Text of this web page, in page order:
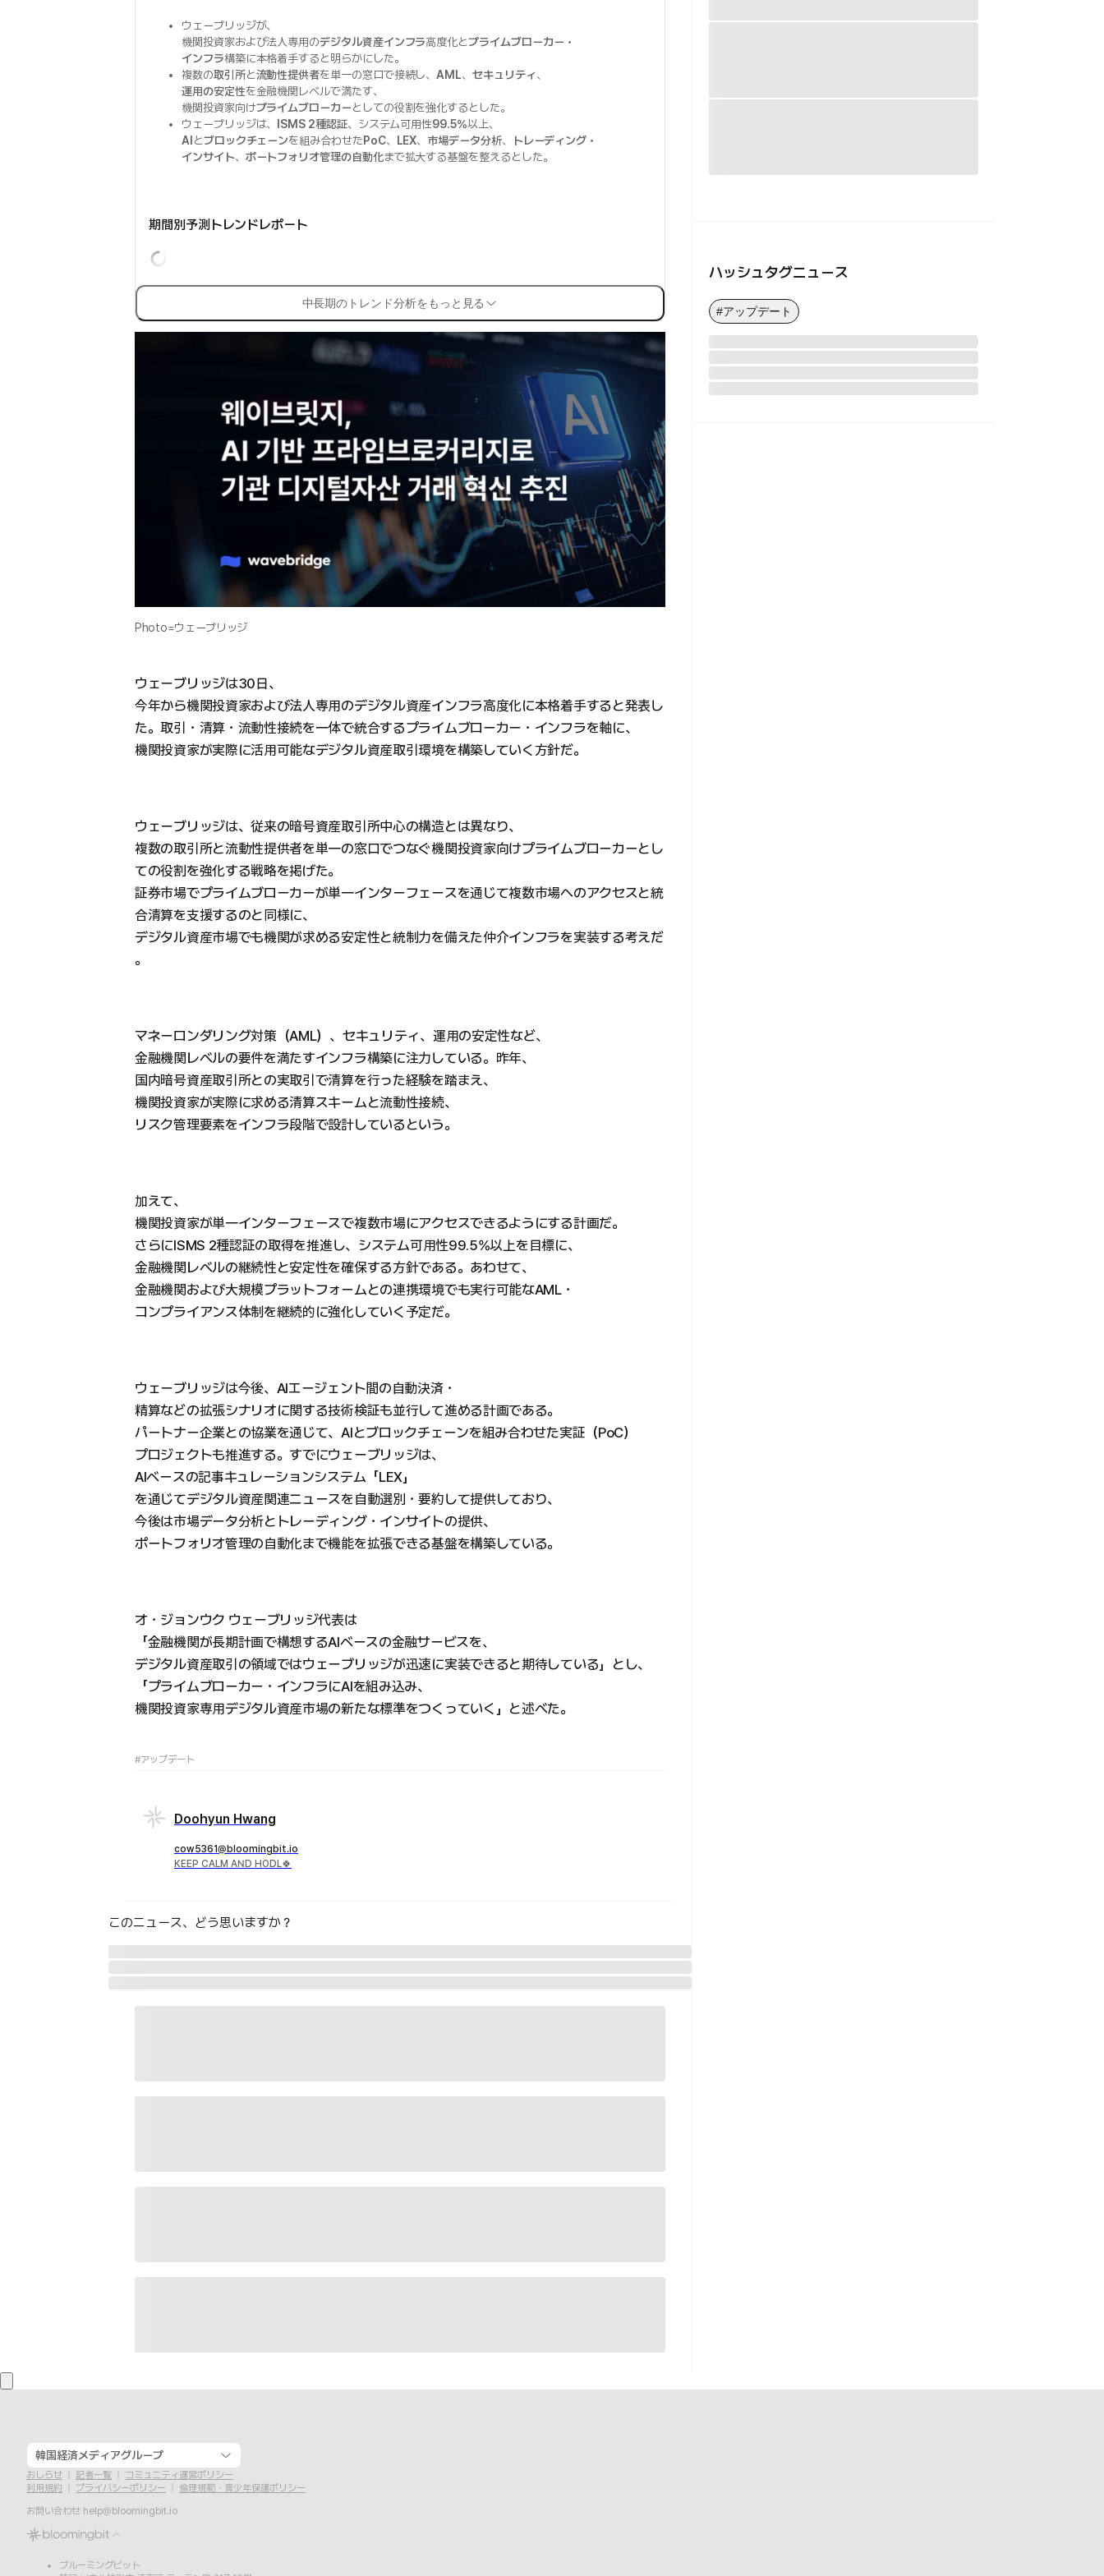
ウェーブリッジが、
機関投資家および法人専用のデジタル資産インフラ高度化とプライムブローカー・
インフラ構築に本格着手すると明らかにした。
複数の取引所と流動性提供者を単一の窓口で接続し、AML、セキュリティ、
運用の安定性を金融機関レベルで満たす、
機関投資家向けプライムブローカーとしての役割を強化するとした。
ウェーブリッジは、
ISMS 2種認証、システム可用性99.5%以上、
AI とブロックチェーンを組み合わせたPoC、 LEX、 市場データ分析、
トレーディング・
インサイト、 ポートフォリオ管理の自動化まで拡大する基盤を整えるとした。
期間別予測トレンドレポート
中長期のトレンド分析をもっと見る
Photo=ウェーブリッジ
ウェーブリッジは30日、
今年から機関投資家および法人専用のデジタル資産インフラ高度化に本格着手すると発表し
た。取引・清算・流動性接続を一体で統合するプライムブローカー・インフラを軸に、
機関投資家が実際に活用可能なデジタル資産取引環境を構築していく方針だ。
ウェーブリッジは、従来の暗号資産取引所中心の構造とは異なり、
複数の取引所と流動性提供者を単一の窓口でつなぐ機関投資家向けプライムブローカーとし
ての役割を強化する戦略を掲げた。
証券市場でプライムブローカーが単一インターフェースを通じて複数市場へのアクセスと統
合清算を支援するのと同様に、
デジタル資産市場でも機関が求める安定性と統制力を備えた仲介インフラを実装する考えだ
。
マネーロンダリング対策（AML）、セキュリティ、運用の安定性など、
金融機関レベルの要件を満たすインフラ構築に注力している。昨年、
国内暗号資産取引所との実取引で清算を行った経験を踏まえ、
機関投資家が実際に求める清算スキームと流動性接続、
リスク管理要素をインフラ段階で設計しているという。
加えて、
機関投資家が単一インターフェースで複数市場にアクセスできるようにする計画だ。
さらにISMS 2種認証の取得を推進し、システム可用性99.5%以上を目標に、
金融機関レベルの継続性と安定性を確保する方針である。あわせて、
金融機関および大規模プラットフォームとの連携環境でも実行可能なAML・
コンプライアンス体制を継続的に強化していく予定だ。
ウェーブリッジは今後、AIエージェント間の自動決済・
精算などの拡張シナリオに関する技術検証も並行して進める計画である。
パートナー企業との協業を通じて、AIとブロックチェーンを組み合わせた実証（PoC）
プロジェクトも推進する。すでにウェーブリッジは、
AIベースの記事キュレーションシステム「LEX」
を通じてデジタル資産関連ニュースを自動選別・要約して提供しており、
今後は市場データ分析とトレーディング・インサイトの提供、
ポートフォリオ管理の自動化まで機能を拡張できる基盤を構築している。
オ・ジョンウク ウェーブリッジ代表は
「金融機関が長期計画で構想するAIベースの金融サービスを、
デジタル資産取引の領域ではウェーブリッジが迅速に実装できると期待している」とし、
「プライムブローカー・インフラにAIを組み込み、
機関投資家専用デジタル資産市場の新たな標準をつくっていく」と述べた。
#アップデート
Doohyun Hwang
cow5361@bloomingbit.io
KEEP CALM AND HODL🍀
このニュース、どう思いますか？
ハッシュタグニュース
#アップデート
韓国経済メディアグループ
おしらせ 記者一覧
コミュニティ運営ポリシー
利用規約
プライバシーポリシー
倫理規範・青少年保護ポリシー
お問い合わせ help@bloomingbit.io
ブルーミングビット